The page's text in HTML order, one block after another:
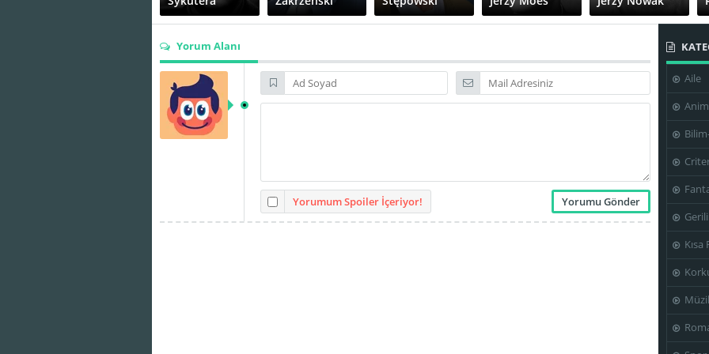
Ludwik Benoit
Ryszard
Zaorski
Fijewski
Wanda
Jakubińska
Rajewski
Sergei
Yutkevich
Yorum Alanı
Yorumum Spoiler İçeriyor!
Aile
Kısa